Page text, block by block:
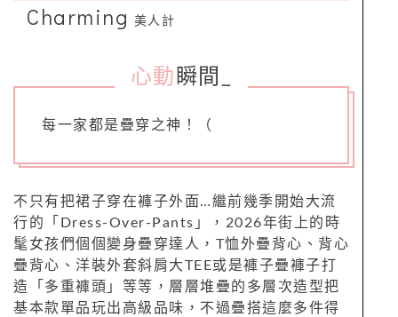
Charming 美人計
心動 瞬間
每一家都是疊穿之神！（
不只有把裙子穿在褲子外面…繼前幾季開始大流
行的「Dress-Over-Pants」，2026年街上的時
髦女孩們個個變身疊穿達人，T恤外疊背心、背心
疊背心、洋裝外套斜肩大TEE或是褲子疊褲子打
造「多重褲頭」等等，層層堆疊的多層次造型把
基本款單品玩出高級品味，不過疊搭這麼多件得